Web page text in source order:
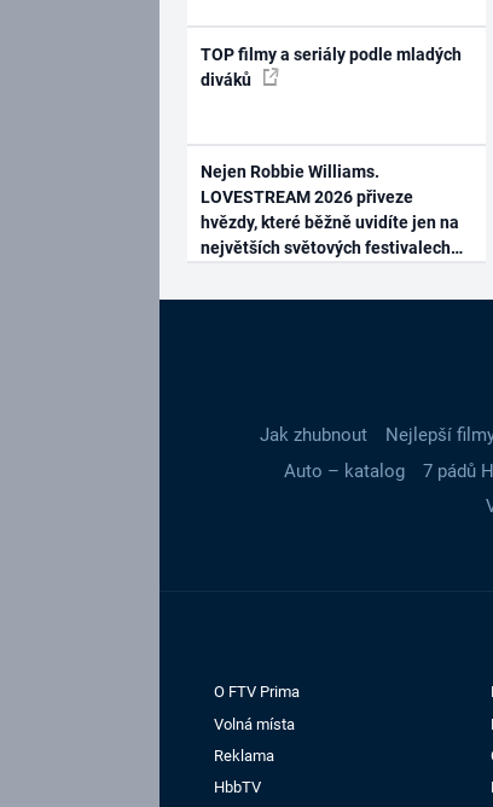
TOP filmy a seriály podle mladých
diváků
Nejen Robbie Williams.
LOVESTREAM 2026 přiveze
hvězdy, které běžně uvidíte jen na
největších světových festivalech
Jak zhubnout Nejlepší
Auto – katalog
7 pádů
O FTV Prima
Volná místa
Reklama
HbbTV